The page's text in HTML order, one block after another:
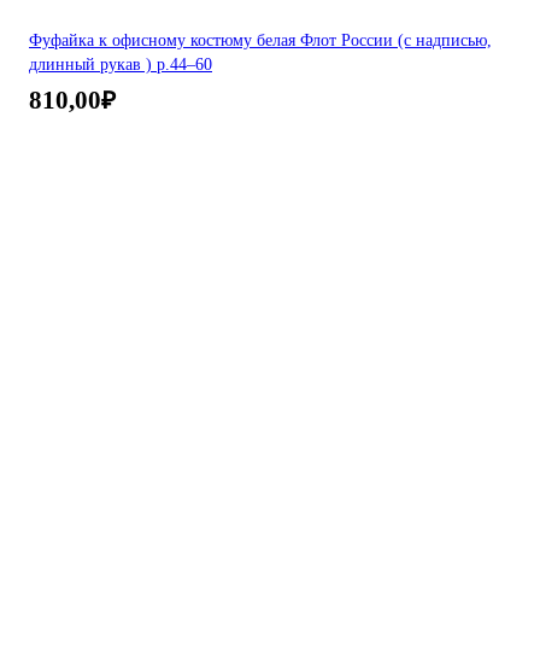
Фуфайка к офисному костюму белая Флот России (с надписью,
длинный рукав ) р.44–60
810,00₽